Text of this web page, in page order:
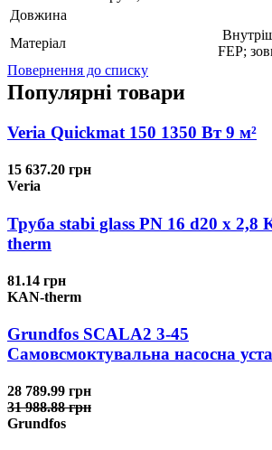
Довжина
Матеріал
FEP;
Повернення до списку
Популярні товари
Veria Quickmat 150 1350 Вт 9 м²
15 637.20 грн
Veria
Труба stabi glass PN 16 d20 х 2,8
therm
81.14 грн
KAN-therm
Grundfos SCALA2 3-45
Самовсмоктувальна насосна
28 789.99 грн
31 988.88 грн
Grundfos